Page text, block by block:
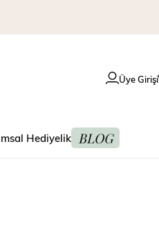
Üye Girişi
Hediyelik BLOG